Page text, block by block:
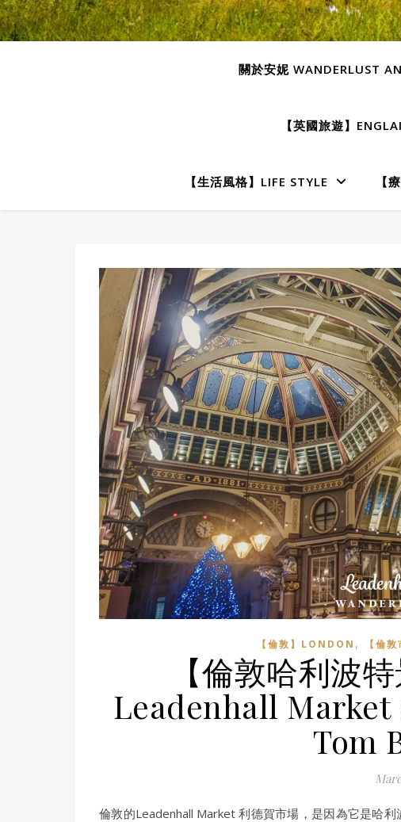
關於安妮 WANDERLUST
【英國旅遊】
【生活風格】LIFE STYLE 【
【倫敦】LONDON , 【倫敦
【倫敦哈利波
Leadenhall Market
Tom
倫敦的Leadenhall Market 利德賀市場，是因為它是哈